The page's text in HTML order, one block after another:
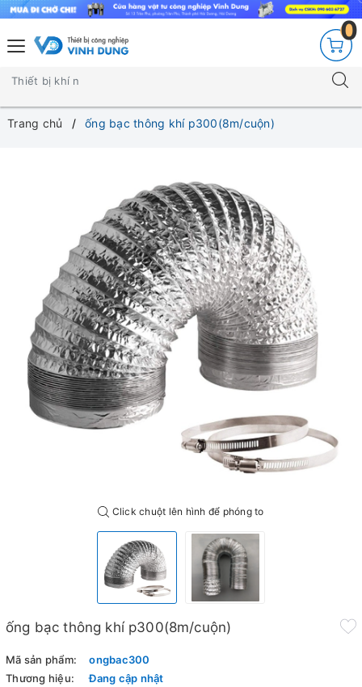
0
Trang chủ ống bạc thông khí p300(8m/cuộn)
Click chuột lên hình để phóng to
ống bạc thông khí p300(8m/cuộn)
Mã sản phẩm:
ongbac300
Thương hiệu:
Đang cập nhật